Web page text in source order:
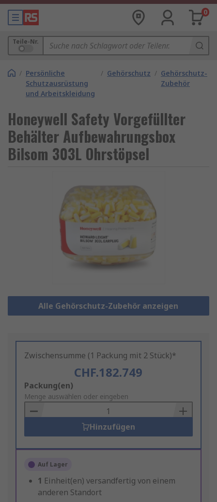
0
Teile-Nr.
/ Persönliche
Schutzausrüstung
und Arbeitskleidung
/ Gehörschutz / Gehörschutz-
Zubehör
Honeywell Safety Vorgefüllter
Behälter Aufbewahrungsbox
Bilsom 303L Ohrstöpsel
Alle Gehörschutz-Zubehör anzeigen
Zwischensumme (1 Packung mit 2 Stück)*
CHF.182.749
Add
to
Basket
Packung(en)
Menge auswählen oder eingeben
Hinzufügen
Auf Lager
1 Einheit(en) versandfertig von einem
anderen Standort